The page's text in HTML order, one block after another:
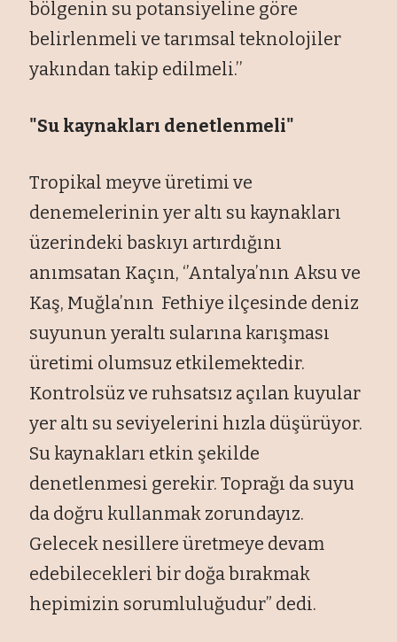
bölgenin su potansiyeline göre
belirlenmeli ve tarımsal teknolojiler
yakından takip edilmeli.’’
"Su kaynakları denetlenmeli"
Tropikal meyve üretimi ve
denemelerinin yer altı su kaynakları
üzerindeki baskıyı artırdığını
anımsatan Kaçın, ‘’Antalya’nın Aksu ve
Kaş, Muğla’nın Fethiye ilçesinde deniz
suyunun yeraltı sularına karışması
üretimi olumsuz etkilemektedir.
Kontrolsüz ve ruhsatsız açılan kuyular
yer altı su seviyelerini hızla düşürüyor.
Su kaynakları etkin şekilde
denetlenmesi gerekir. Toprağı da suyu
da doğru kullanmak zorundayız.
Gelecek nesillere üretmeye devam
edebilecekleri bir doğa bırakmak
hepimizin sorumluluğudur” dedi.